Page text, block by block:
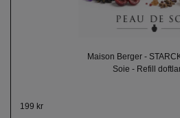
Maison Berger -
Soie - Refill
199 kr